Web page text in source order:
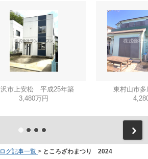
沢市上安松 平成25年築
3,480万円
東村山市
グ記事一覧 > ところざわまつり 2024